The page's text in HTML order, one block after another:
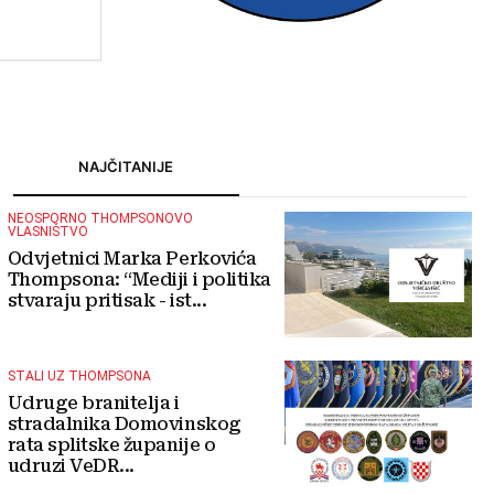
NAJČITANIJE
NEOSPORNO THOMPSONOVO
VLASNIŠTVO
Odvjetnici Marka Perkovića
Thompsona: “Mediji i politika
stvaraju pritisak - ist...
STALI UZ THOMPSONA
Udruge branitelja i
stradalnika Domovinskog
rata splitske županije o
udruzi VeDR...